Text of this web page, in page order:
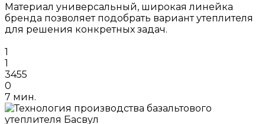
Материал универсальный, широкая линейка
бренда позволяет подобрать вариант утеплителя
для решения конкретных задач.
1
1
3455
0
7 мин.